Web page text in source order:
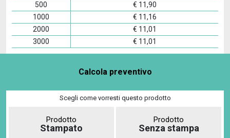
500
€ 11,90
1000
€ 11,16
2000
€ 11,01
3000
€ 11,01
Calcola preventivo
Scegli come vorresti questo prodotto
Prodotto
Stampato
Prodotto
Senza stampa